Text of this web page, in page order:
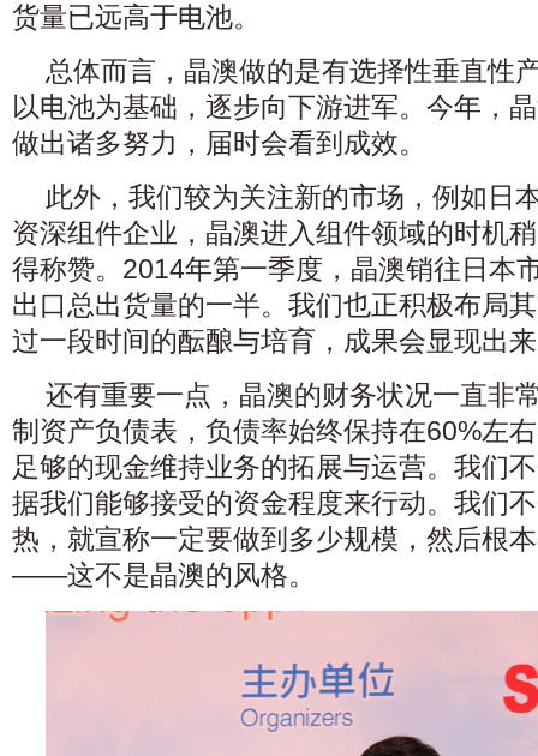
货量已远高于电池。
总体而言，晶澳做的是有选择性垂直性
以电池为基础，逐步向下游进军。今年，
做出诸多努力，届时会看到成效。
此外，我们较为关注新的市场，例如日
资深组件企业，晶澳进入组件领域的时机
得称赞。2014年第一季度，晶澳销往日本
出口总出货量的一半。我们也正积极布局
过一段时间的酝酿与培育，成果会显现出
还有重要一点，晶澳的财务状况一直非
制资产负债表，负债率始终保持在60%左
足够的现金维持业务的拓展与运营。我们
据我们能够接受的资金程度来行动。我们
热，就宣称一定要做到多少规模，然后根
——这不是晶澳的风格。